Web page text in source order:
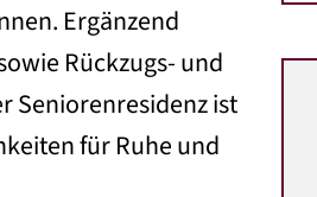
Ergänzend
Rückzugs- und
Seniorenresidenz ist
für Ruhe und